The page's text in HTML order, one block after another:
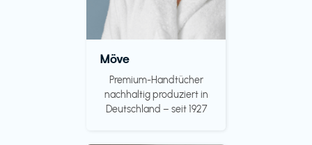
Möve
Premium-Handtücher
nachhaltig produziert in
Deutschland – seit 1927